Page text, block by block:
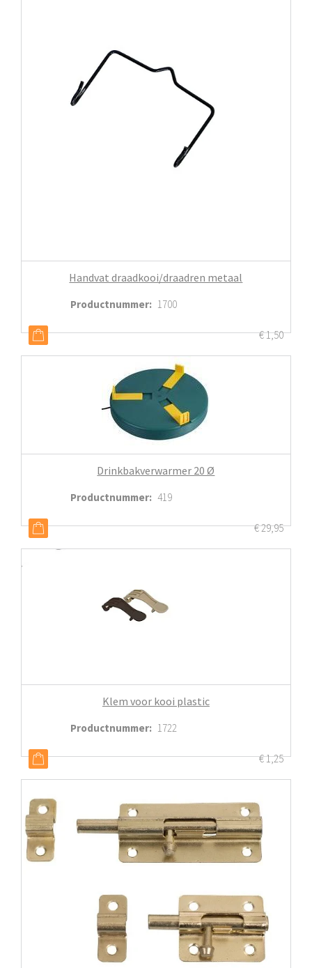
Handvat draadkooi/draadren metaal
Productnummer: 1700
€1,50
Drinkbakverwarmer 20 Ø
Productnummer: 419
€29,95
Klem voor kooi plastic
Productnummer: 1722
€1,25